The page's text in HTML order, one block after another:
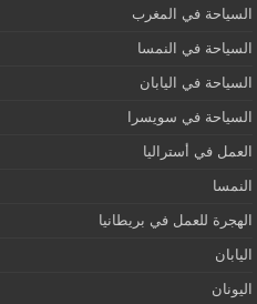
السياحة في المغرب
السياحة في النمسا
السياحة في اليابان
السياحة في سويسرا
العمل في أستراليا
النمسا
الهجرة للعمل في بريطانيا
اليابان
اليونان